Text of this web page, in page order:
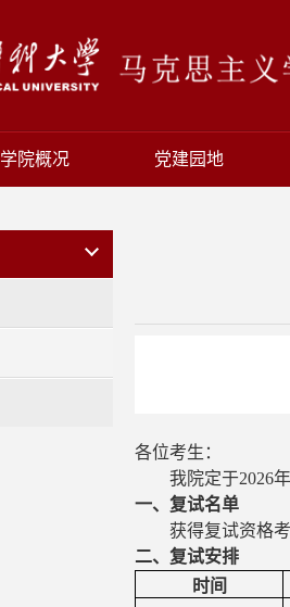
学院概况 党建园地
各位考生：
我院定于2026
一、 复试名单
获得复试资格
二、 复试安排
时间